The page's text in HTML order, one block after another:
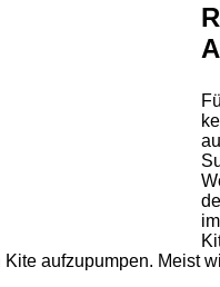
aufzupumpen. Meist